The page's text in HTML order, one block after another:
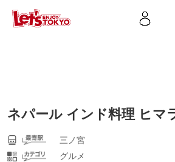
ネパール インド料理 ヒマ
三ノ宮
グルメ